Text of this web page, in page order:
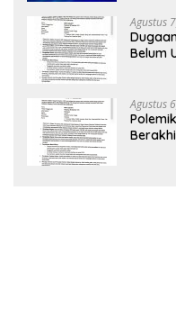
Agustus
Belum
Agustus